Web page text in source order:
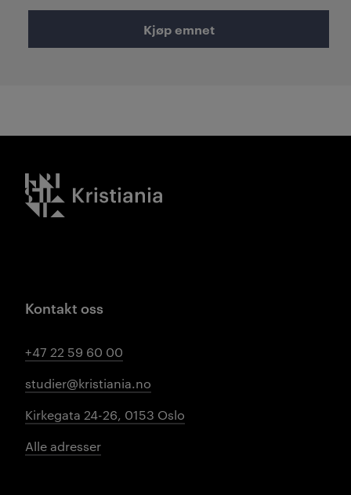
Kjøp emnet
Kristiania logo
Kontakt oss
+47 22 59 60 00
studier@kristiania.no
Kirkegata 24-26, 0153 Oslo
Alle adresser